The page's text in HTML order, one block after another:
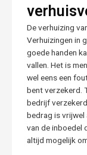
De verhuizing
Verhuizingen in
goede handen
vallen. Het is
wel eens een
bent verzekerd.
bedrijf
bedrag is vrijwel
van de inboedel
altijd mogelijk